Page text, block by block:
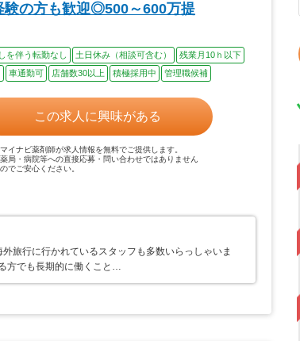
験の方も歓迎◎500～600万提
を伴う転勤なし 土日休み（相談可含む）
残業月10ｈ以下
車通勤可 店舗数30以上 積極採用中 管理職候補
この求人に興味がある
マイナビ薬剤師が求人情報を無料でご提供します。
薬局・病院等への直接応募・問い合わせではありません
のでご安心ください。
旅行に行かれているスタッフも多数いらっしゃいま
方でも長期的に働くこと…